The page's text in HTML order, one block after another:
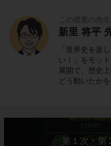
この授業の先生
新里 将平
「世界史を楽
い！」をモッ
展開で、歴史
どう動いたか
第１次・第